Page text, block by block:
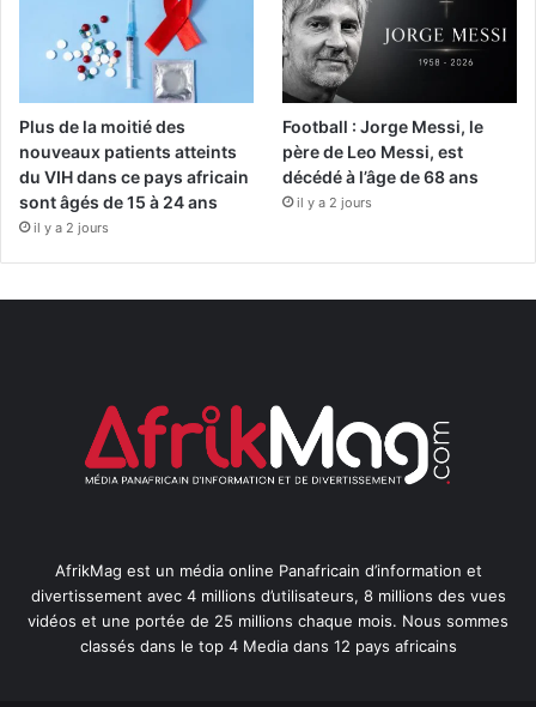
Plus de la moitié des
nouveaux patients atteints
du VIH dans ce pays africain
sont âgés de 15 à 24 ans
il y a 2 jours
Football : Jorge Messi, le
père de Leo Messi, est
décédé à l’âge de 68 ans
il y a 2 jours
AfrikMag est un média online Panafricain d’information et
divertissement avec 4 millions d’utilisateurs, 8 millions des vues
vidéos et une portée de 25 millions chaque mois. Nous sommes
classés dans le top 4 Media dans 12 pays africains